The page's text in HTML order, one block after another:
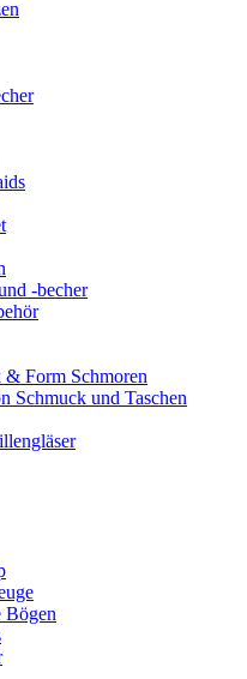
-becher
Form Schmoren
Schmuck und Taschen
Bögen